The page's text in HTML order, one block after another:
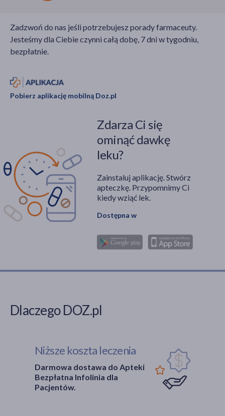
jest bezbolesne, ale
nieprzyjemne.
Zadzwoń do nas jeśli potrzebujesz porady farmaceuty.
Jesteśmy dla Ciebie czynni całą dobę, 7 dni w tygodniu,
bezpłatnie.
Pobierz aplikację mobilną Doz.pl
Zdarza Ci się
ominąć dawkę
leku?
Zainstaluj aplikację. Stwórz
apteczkę. Przypomnimy Ci
kiedy wziąć lek.
Dostępna w
Dlaczego DOZ.pl
Niższe koszta leczenia
Darmowa dostawa do Apteki
Bezpłatna Infolinia dla
Pacjentów.